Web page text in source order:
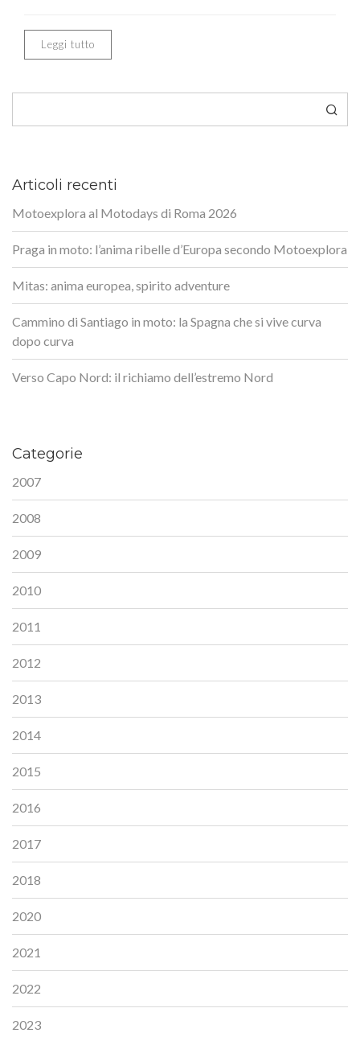
Leggi tutto
Articoli recenti
Motoexplora al Motodays di Roma 2026
Praga in moto: l’anima ribelle d’Europa secondo Motoexplora
Mitas: anima europea, spirito adventure
Cammino di Santiago in moto: la Spagna che si vive curva
dopo curva
Verso Capo Nord: il richiamo dell’estremo Nord
Categorie
2007
2008
2009
2010
2011
2012
2013
2014
2015
2016
2017
2018
2020
2021
2022
2023